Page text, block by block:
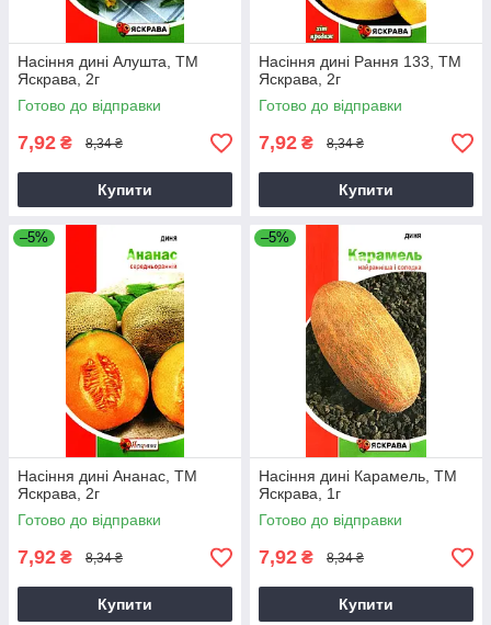
Насіння дині Алушта, ТМ
Яскрава, 2г
Готово до відправки
7,92 ₴ 8,34 ₴
Купити
Насіння дині Рання 133, ТМ
Яскрава, 2г
Готово до відправки
7,92 ₴ 8,34 ₴
Купити
–5%
Насіння дині Ананас, ТМ
Яскрава, 2г
Готово до відправки
7,92 ₴ 8,34 ₴
Купити
–5%
Насіння дині Карамель, ТМ
Яскрава, 1г
Готово до відправки
7,92 ₴ 8,34 ₴
Купити